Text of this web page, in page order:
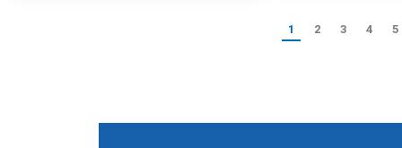
1 2 3 4 5